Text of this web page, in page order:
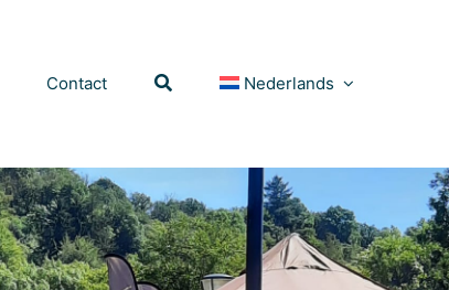
Contact Nederlands